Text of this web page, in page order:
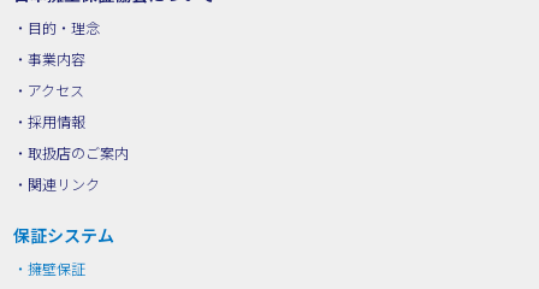
目的・理念
事業内容
アクセス
採用情報
取扱店のご案内
関連リンク
保証システム
擁壁保証